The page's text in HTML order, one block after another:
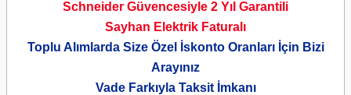
Schneider Güvencesiyle 2 Yıl Garantili
Sayhan Elektrik Faturalı
Toplu Alımlarda Size Özel İskonto Oranları İçin Bizi
Arayınız
Vade Farkıyla Taksit İmkanı